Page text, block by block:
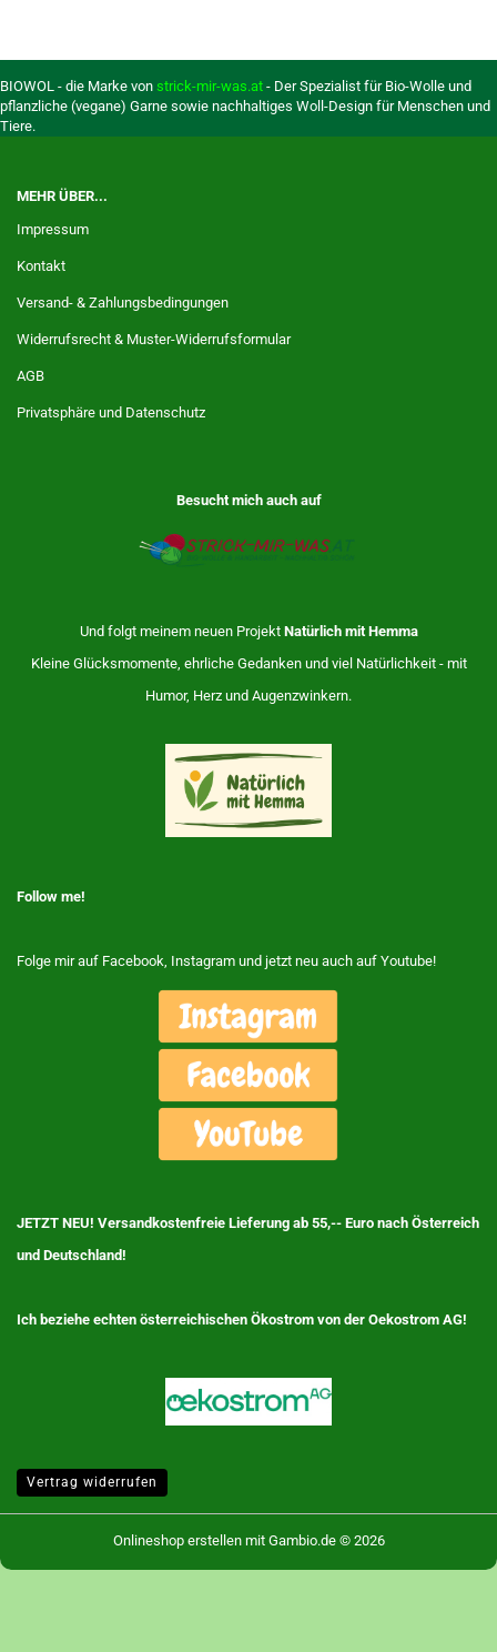
BIOWOL - die Marke von strick-mir-was.at - Der Spezialist für Bio-Wolle und
pflanzliche (vegane) Garne sowie nachhaltiges Woll-Design für Menschen und
Tiere.
MEHR ÜBER...
Impressum
Kontakt
Versand- & Zahlungsbedingungen
Widerrufsrecht & Muster-Widerrufsformular
AGB
Privatsphäre und Datenschutz
Besucht mich auch auf
Und folgt meinem neuen Projekt Natürlich mit Hemma
Kleine Glücksmomente, ehrliche Gedanken und viel Natürlichkeit - mit
Humor, Herz und Augenzwinkern.
Follow me!
Folge mir auf Facebook, Instagram und jetzt neu auch auf Youtube!
JETZT NEU! Versandkostenfreie Lieferung ab 55,-- Euro nach Österreich
und Deutschland!
Ich beziehe echten österreichischen Ökostrom von der Oekostrom AG!
Vertrag widerrufen
Onlineshop erstellenmit Gambio.de © 2026